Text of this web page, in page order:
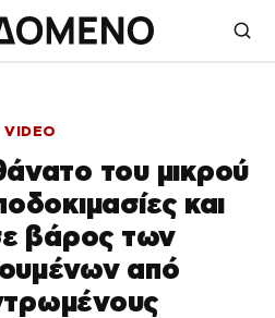
VIDEO
του μικρού
και
βάρος των
από